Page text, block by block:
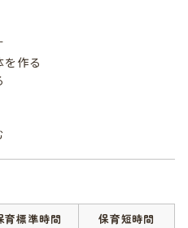
を作る
育標準時間
保育短時間